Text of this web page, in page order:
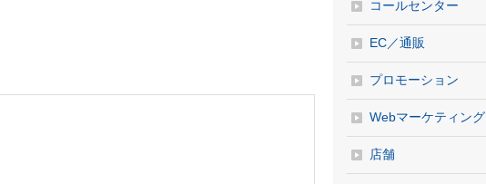
コールセンター
EC／通販
プロモーション
Webマーケティング
店舗